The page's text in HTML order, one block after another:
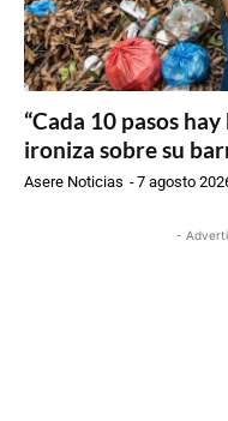
“Cada 10 pasos
ironiza sobre su
Asere Noticias -7 agosto
-